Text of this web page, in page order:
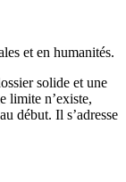
et en humanités.
solide et une
limite n’existe,
début. Il s’adresse